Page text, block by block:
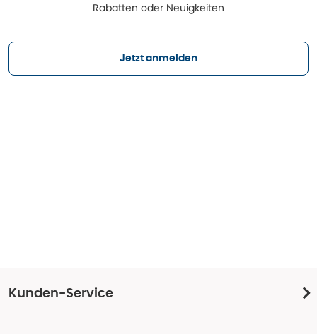
Rabatten oder Neuigkeiten
Jetzt anmelden
Kunden-Service